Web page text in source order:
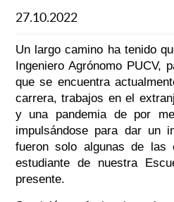
27.10.2022
Un largo camino ha tenido
Ingeniero Agrónomo PUCV,
que se encuentra
carrera, trabajos en el
y una pandemia de por
impulsándose para dar un
fueron solo algunas de las
estudiante de nuestra
presente.